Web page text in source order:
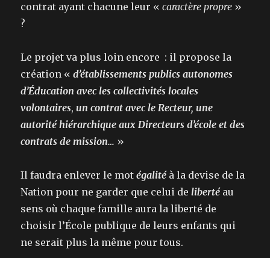
contrat ayant chacune leur «caractère propre »
?
Le projet va plus loin encore : il propose la
création «d’établissements publics autonomes
d’Éducation avec les collectivités locales
volontaires,un contrat avec le Recteur, une
autorité hiérarchique aux Directeurs d’école et des
contrats de mission… »
Il faudra enlever le motégalitéà la devise de la
Nation pour ne garder que celui delibertéau
sens où chaque famille aura la liberté de
choisir l’École publique de leurs enfants qui
ne serait plus la même pour tous.